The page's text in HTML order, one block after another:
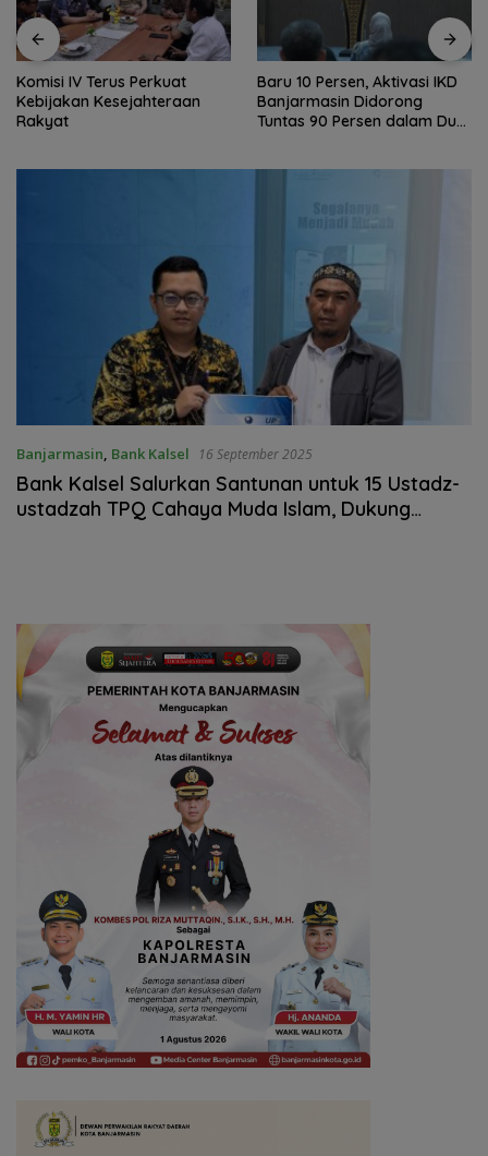
Komisi IV Terus Perkuat
Kebijakan Kesejahteraan
Rakyat
Baru 10 Persen, Aktivasi IKD
Banjarmasin Didorong
Tuntas 90 Persen dalam Dua
Banjarmasin, Bank Kalsel 16 September 2025
Bank Kalsel Salurkan Santunan untuk 15 Ustadz-
ustadzah TPQ Cahaya Muda Islam, Dukung